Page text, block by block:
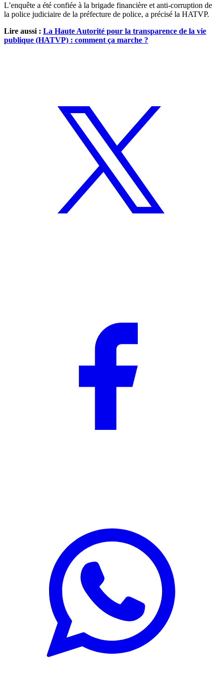
L’enquête a été confiée à la brigade financière et anti-corruption de
la police judiciaire de la préfecture de police, a précisé la HATVP.
Lire aussi : La Haute Autorité pour la transparence de la vie
publique (HATVP) : comment ça marche ?